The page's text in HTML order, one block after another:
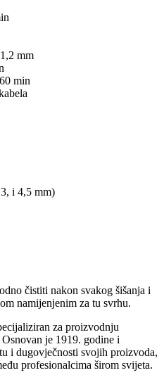
mm
min
i 4,5 mm)
čistiti nakon svakog šišanja i
namijenjenim za tu svrhu.
za proizvodnju
je 1919. godine i
i dugovječnosti svojih proizvoda,
profesionalcima širom svijeta.